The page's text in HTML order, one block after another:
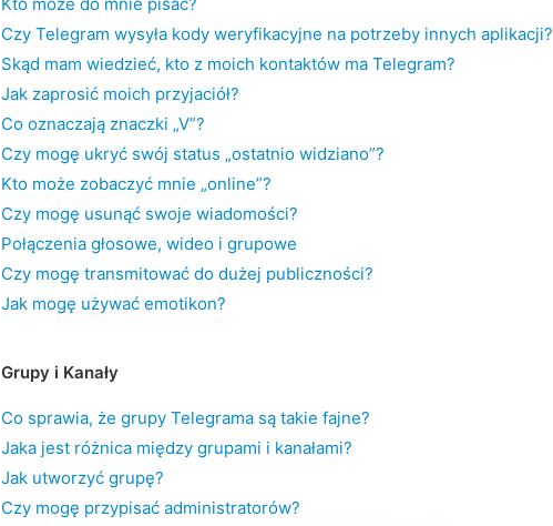
Czy Telegram wysyła kody weryfikacyjne na potrzeby innych aplikacji?
Skąd mam wiedzieć, kto z moich kontaktów ma Telegram?
Jak zaprosić moich przyjaciół?
Co oznaczają znaczki „V”?
Czy mogę ukryć swój status „ostatnio widziano”?
Kto może zobaczyć mnie „online”?
Czy mogę usunąć swoje wiadomości?
Połączenia głosowe, wideo i grupowe
Czy mogę transmitować do dużej publiczności?
Jak mogę używać emotikon?
Grupy i Kanały
Co sprawia, że grupy Telegrama są takie fajne?
Jaka jest różnica między grupami i kanałami?
Jak utworzyć grupę?
Czy mogę przypisać administratorów?